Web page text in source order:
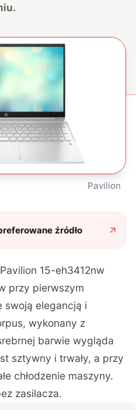
Pavilion
źródło
15-eh3412nw
przy pierwszym
swoją elegancją i
wykonany z
barwie wygląda
sztywny i trwały, a przy
chłodzenie maszyny.
zasilacza.